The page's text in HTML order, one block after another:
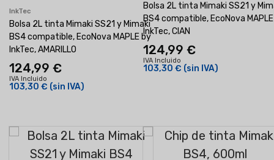
InkTec
Bolsa 2L tinta Mimaki SS21 y Mimaki
BS4 compatible, EcoNova MAPLE by
InkTec, AMARILLO
124,99 €
IVA Incluido
103,30 € (sin IVA)
Bolsa 2L tinta Mimaki SS21 y
BS4 compatible, EcoNova
InkTec, CIAN
124,99 €
IVA Incluido
103,30 € (sin IVA)